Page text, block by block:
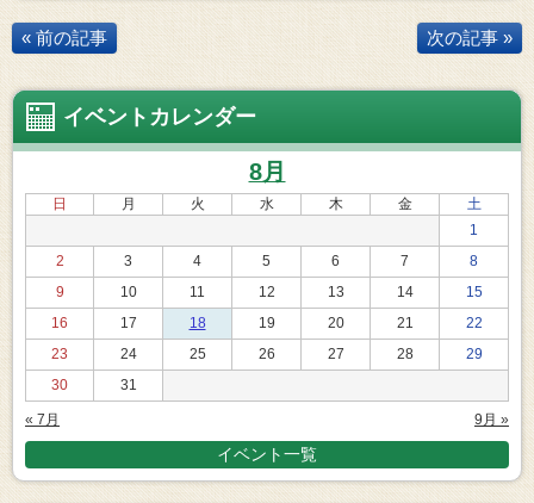
« 前の記事 次の記事 »
イベントカレンダー
8月
日 月 火 水 木 金
土
1
2
3 4 5 6 7
8
9
10 11 12 13 14
15
16
17 18 19 20 21
22
23
24 25 26 27 28
29
30
31
« 7月 9月 »
イベント一覧